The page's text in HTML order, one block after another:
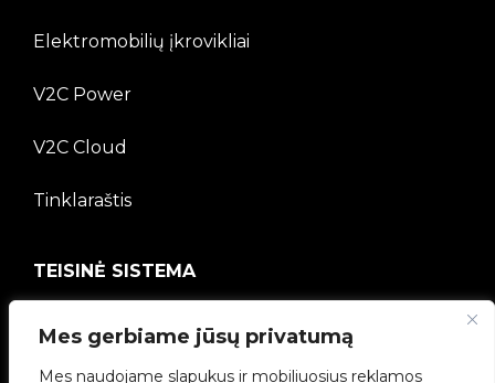
Mes gerbiame jūsų privatumą
Mes naudojame slapukus ir mobiliuosius reklamos
Elektromobilių įkrovikliai
V2C Power
V2C Cloud
Tinklaraštis
TEISINĖ SISTEMA
Privatumo politika
Teisinė informacija